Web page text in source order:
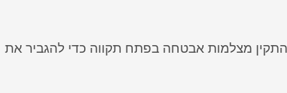
מצלמות אבטחה בפתח תקווה כדי להגביר את